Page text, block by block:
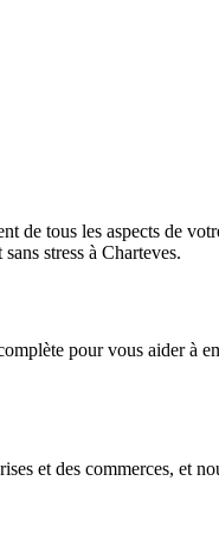
de tous les aspects de
stress à Charteves.
pour vous aider à
et des commerces, et